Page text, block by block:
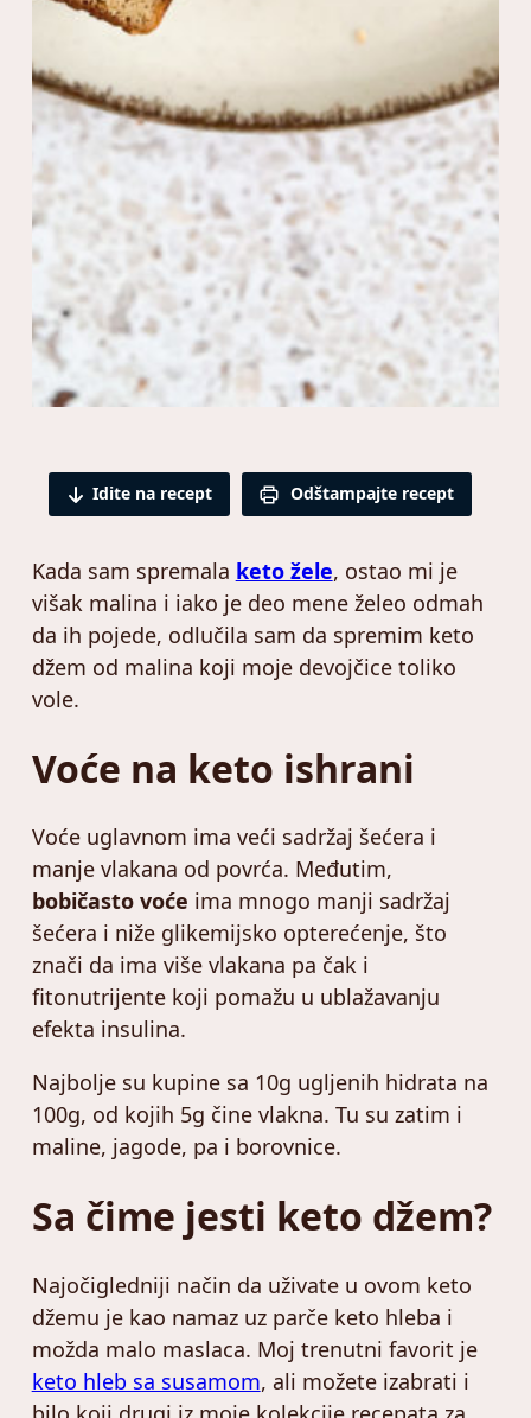
Idite na recept Odštampajte recept
Kada sam spremala keto žele, ostao mi je
višak malina i iako je deo mene želeo odmah
da ih pojede, odlučila sam da spremim keto
džem od malina koji moje devojčice toliko
vole.
Voće na keto ishrani
Voće uglavnom ima veći sadržaj šećera i
manje vlakana od povrća. Međutim,
bobičasto voće ima mnogo manji sadržaj
šećera i niže glikemijsko opterećenje, što
znači da ima više vlakana pa čak i
fitonutrijente koji pomažu u ublažavanju
efekta insulina.
Najbolje su kupine sa 10g ugljenih hidrata na
100g, od kojih 5g čine vlakna. Tu su zatim i
maline, jagode, pa i borovnice.
Sa čime jesti keto džem?
Najočigledniji način da uživate u ovom keto
džemu je kao namaz uz parče keto hleba i
možda malo maslaca. Moj trenutni favorit je
keto hleb sa susamom, ali možete izabrati i